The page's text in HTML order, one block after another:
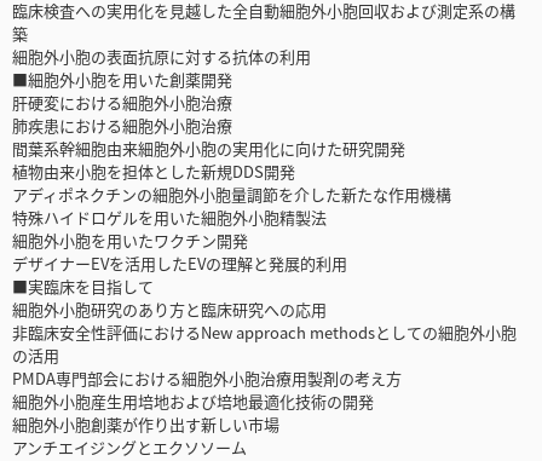
臨床検査への実用化を見越した全自動細胞外小胞回収および測定系の構
築
細胞外小胞の表面抗原に対する抗体の利用
■細胞外小胞を用いた創薬開発
肝硬変における細胞外小胞治療
肺疾患における細胞外小胞治療
間葉系幹細胞由来細胞外小胞の実用化に向けた研究開発
植物由来小胞を担体とした新規DDS開発
アディポネクチンの細胞外小胞量調節を介した新たな作用機構
特殊ハイドロゲルを用いた細胞外小胞精製法
細胞外小胞を用いたワクチン開発
デザイナーEVを活用したEVの理解と発展的利用
■実臨床を目指して
細胞外小胞研究のあり方と臨床研究への応用
非臨床安全性評価におけるNew approach methodsとしての細胞外小胞
の活用
PMDA専門部会における細胞外小胞治療用製剤の考え方
細胞外小胞産生用培地および培地最適化技術の開発
細胞外小胞創薬が作り出す新しい市場
アンチエイジングとエクソソーム